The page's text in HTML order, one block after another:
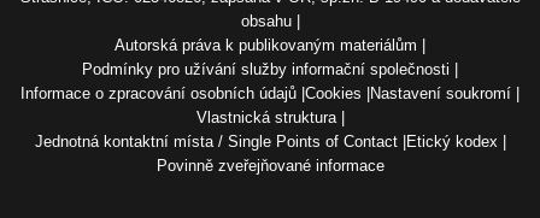
obsahu
Autorská práva k publikovaným materiálům
Podmínky pro užívání služby informační společnosti
Informace o zpracování osobních údajů Cookies
Nastavení soukromí
Vlastnická struktura
Jednotná kontaktní místa / Single Points of Contact
Etický kodex
Povinně zveřejňované informace